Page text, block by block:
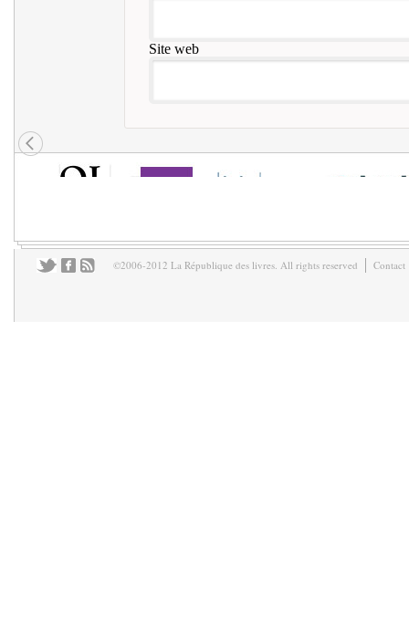
Site web
©2006-2012 La République des livres. All rights reserved Contact